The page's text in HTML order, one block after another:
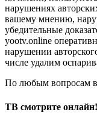
нарушениях
вашему мнению,
убедительные
yootv.online
нарушении
числе удалим
По любым вопросам
ТВ смотрите онлайн!